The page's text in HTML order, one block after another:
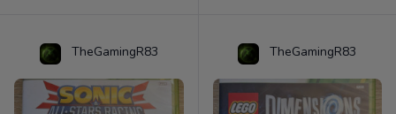
TheGamingR83 TheGamingR83